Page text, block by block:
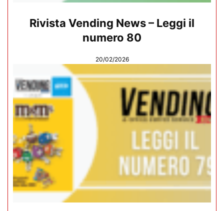
Rivista Vending News – Leggi il
numero 80
20/02/2026